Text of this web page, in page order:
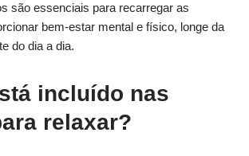
são essenciais para recarregar as
bem-estar mental e físico, longe da
do dia a dia.
incluído nas
relaxar?